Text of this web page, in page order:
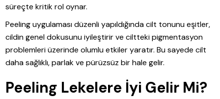
süreçte kritik rol oynar.
Peeling uygulaması düzenli yapıldığında cilt tonunu eşitler,
cildin genel dokusunu iyileştirir ve ciltteki pigmentasyon
problemleri üzerinde olumlu etkiler yaratır. Bu sayede cilt
daha sağlıklı, parlak ve pürüzsüz bir hale gelir.
Peeling Lekelere İyi Gelir Mi?